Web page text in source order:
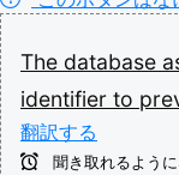
The database
identifier to
翻訳する
聞き取れるよう